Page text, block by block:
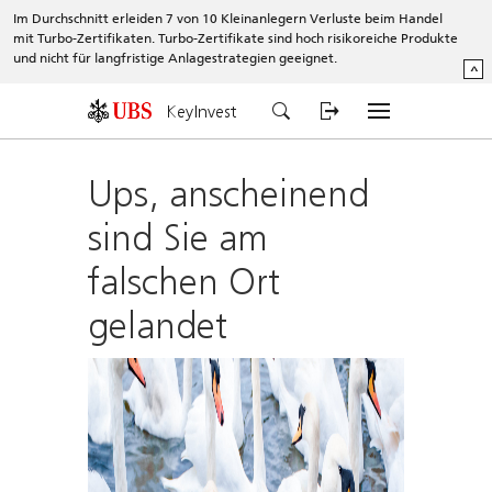
Im Durchschnitt erleiden 7 von 10 Kleinanlegern Verluste beim Handel
mit Turbo-Zertifikaten. Turbo-Zertifikate sind hoch risikoreiche Produkte
und nicht für langfristige Anlagestrategien geeignet.
^
KeyInvest
Ups, anscheinend
sind Sie am
falschen Ort
gelandet